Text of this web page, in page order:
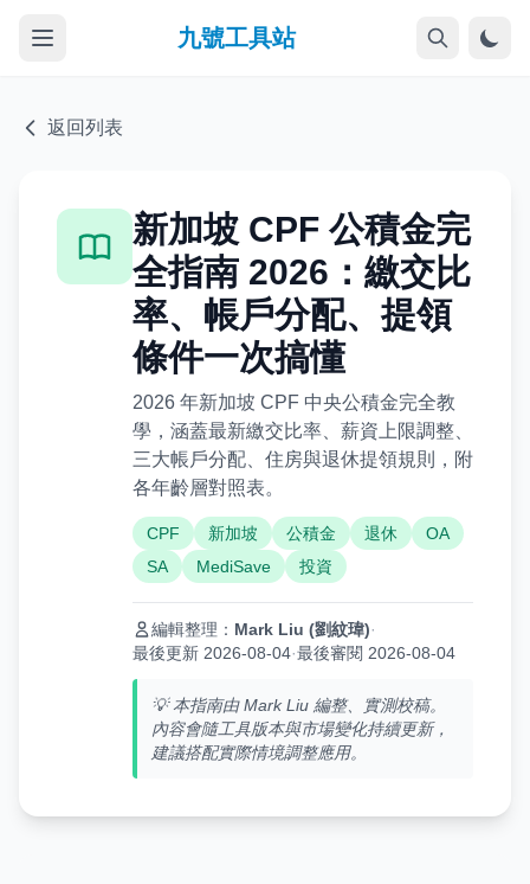
九號工具站
返回列表
新加坡 CPF 公積金完
全指南 2026：繳交比
率、帳戶分配、提領
條件一次搞懂
2026 年新加坡 CPF 中央公積金完全教
學，涵蓋最新繳交比率、薪資上限調整、
三大帳戶分配、住房與退休提領規則，附
各年齡層對照表。
CPF 新加坡 公積金 退休
OA
SA
MediSave 投資
編輯整理： Mark Liu (劉紋瑋)·
最後更新 2026-08-04·最後審閱 2026-08-04
💡 本指南由 Mark Liu 編整、實測校稿。
內容會隨工具版本與市場變化持續更新，
建議搭配實際情境調整應用。